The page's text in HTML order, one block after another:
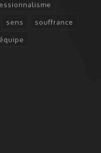
sens souffrance
équipe